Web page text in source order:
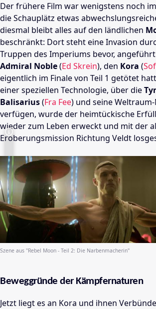
Der frühere Film war wenigstens noch
die Schauplätz etwas
diesmal bleibt alles auf den ländlichen
beschränkt: Dort steht eine Invasion
Truppen des Imperiums bevor,
Admiral Noble(Ed Skrein), den Kora (
eigentlich im Finale von Teil 1 getötet
einer speziellen Technologie, über die
Balisarius(Fra Fee) und seine Weltraum-
verfügen, wurde der heimtückische
wieder zum Leben erweckt und mit der
Eroberungsmission Richtung Veldt
Szene aus "Rebel Moon - Teil 2: Die Narbenmacherin"
Beweggründe der Kämpfernaturen
Jetzt liegt es an Kora und ihnen